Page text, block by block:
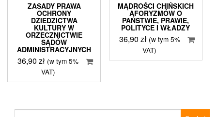
ZASADY PRAWA
OCHRONY
DZIEDZICTWA
KULTURY W
ORZECZNICTWIE
SĄDÓW
ADMINISTRACYJNYCH
36,90zł (w tym 5%
VAT)
MĄDROŚCI CHIŃSKICH
AFORYZMÓW O
PAŃSTWIE, PRAWIE,
POLITYCE I WŁADZY
36,90 zł (w tym 5%
VAT)